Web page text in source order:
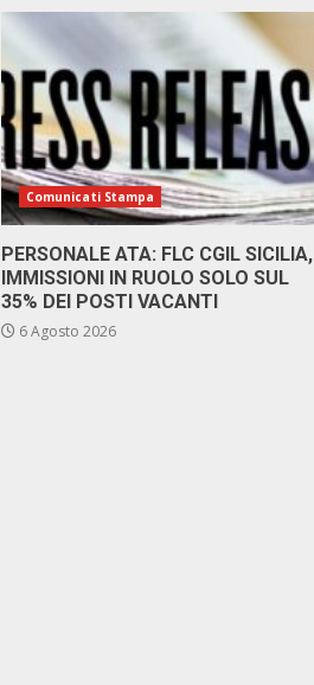
Comunicati Stampa
PERSONALE ATA: FLC CGIL SICILIA,
IMMISSIONI IN RUOLO SOLO SUL
35% DEI POSTI VACANTI
6 Agosto 2026